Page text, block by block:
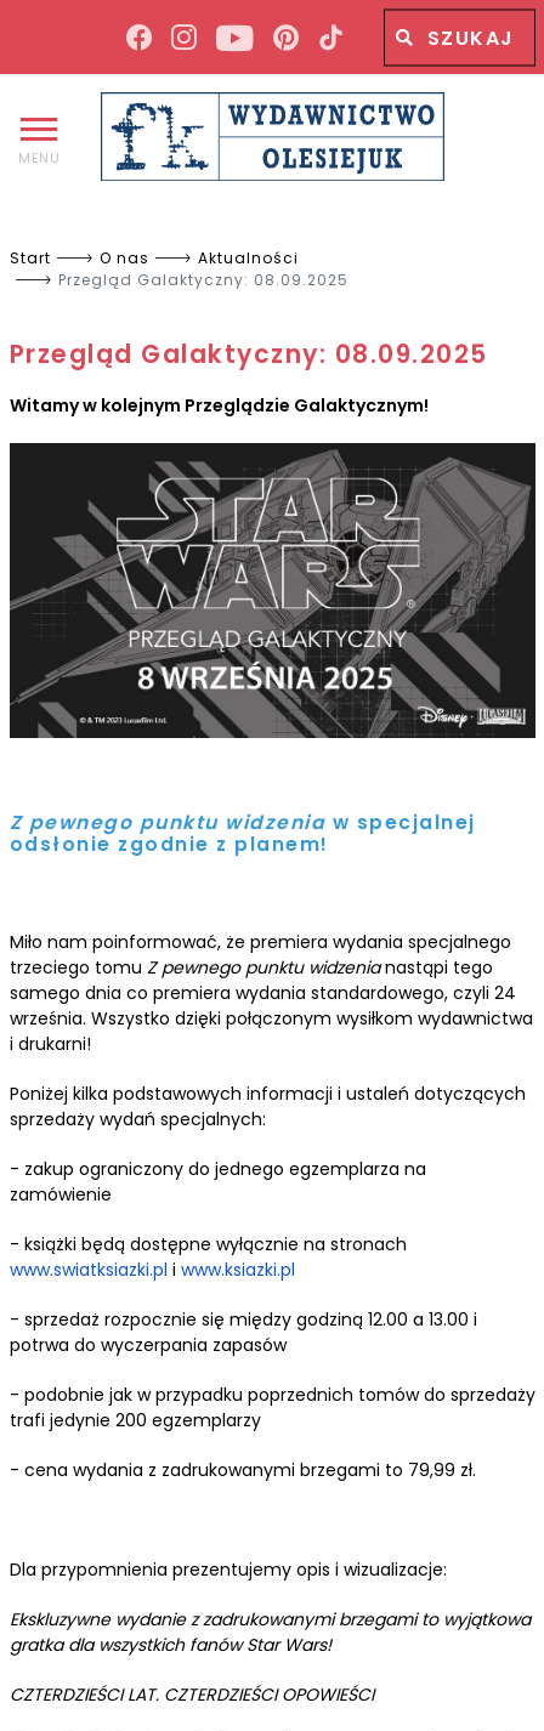
Wyszukiwana fraza
MENU
Start O nas
Aktualności
Przegląd Galaktyczny: 08.09.2025
Przegląd Galaktyczny: 08.09.2025
Witamy w kolejnym Przeglądzie Galaktycznym!
Z pewnego punktu widzenia w specjalnej
odsłonie zgodnie z planem!
Miło nam poinformować, że premiera wydania specjalnego
trzeciego tomu Z pewnego punktu widzenianastąpi tego
samego dnia co premiera wydania standardowego, czyli 24
września. Wszystko dzięki połączonym wysiłkom wydawnictwa
i drukarni!
Poniżej kilka podstawowych informacji i ustaleń dotyczących
sprzedaży wydań specjalnych:
- zakup ograniczony do jednego egzemplarza na
zamówienie
- książki będą dostępne wyłącznie na stronach
www.swiatksiazki.pl i www.ksiazki.pl
- sprzedaż rozpocznie się między godziną 12.00 a 13.00 i
potrwa do wyczerpania zapasów
- podobnie jak w przypadku poprzednich tomów do sprzedaży
trafi jedynie 200 egzemplarzy
- cena wydania z zadrukowanymi brzegami to 79,99 zł.
Dla przypomnienia prezentujemy opis i wizualizacje:
Ekskluzywne wydanie z zadrukowanymi brzegami to wyjątkowa
gratka dla wszystkich fanów Star Wars!
CZTERDZIEŚCI LAT. CZTERDZIEŚCI OPOWIEŚCI